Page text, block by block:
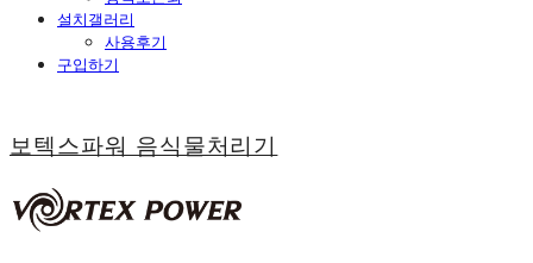
설치갤러리
사용후기
구입하기
보텍스파워 음식물처리기